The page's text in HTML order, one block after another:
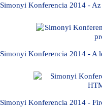
Simonyi Konferencia 2014 -
Simonyi Konferencia 2014 - A
Simonyi Konferencia 2014 -